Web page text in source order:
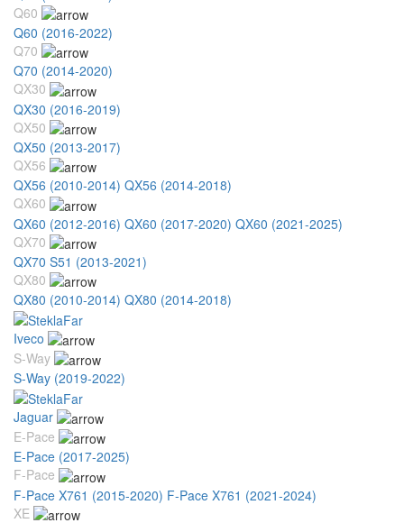
Q60
Q60 (2016-2022)
Q70
Q70 (2014-2020)
QX30
QX30 (2016-2019)
QX50
QX50 (2013-2017)
QX56
QX56 (2010-2014) QX56 (2014-2018)
QX60
QX60 (2012-2016) QX60 (2017-2020) QX60 (2021-2025)
QX70
QX70 S51 (2013-2021)
QX80
QX80 (2010-2014) QX80 (2014-2018)
Iveco
S-Way
S-Way (2019-2022)
Jaguar
E-Pace
E-Pace (2017-2025)
F-Pace
F-Pace X761 (2015-2020) F-Pace X761 (2021-2024)
XE